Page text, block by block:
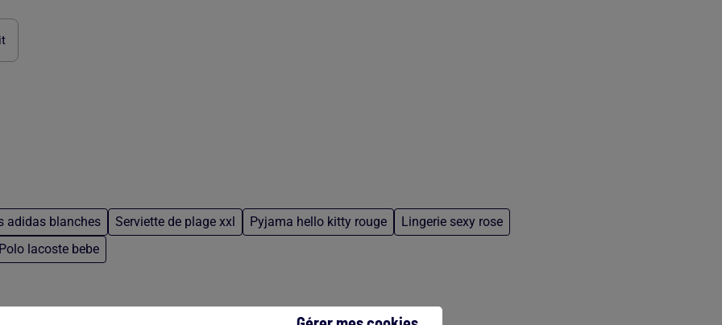
adidas blanches Serviette de plage xxl Pyjama hello kitty rouge
Lingerie sexy rose
Polo lacoste bebe